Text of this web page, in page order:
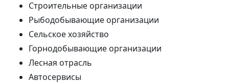
Строительные организации
Рыбодобывающие организации
Сельское хозяйство
Горнодобывающие организации
Лесная отрасль
Автосервисы